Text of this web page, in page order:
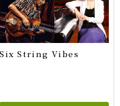
Six String Vibes